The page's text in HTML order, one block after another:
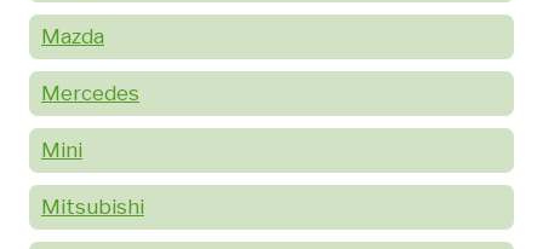
Mazda
Mercedes
Mini
Mitsubishi